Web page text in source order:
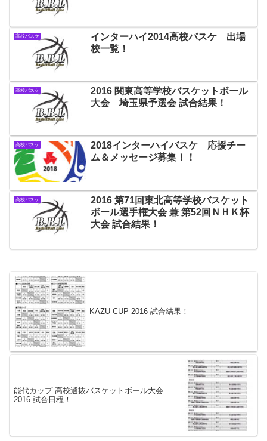
高校バスケ
インターハイ2014高校バスケ 出場
校一覧！
高校バスケ
2016 関東高等学校バスケットボール
大会 埼玉県予選会 試合結果！
高校バスケ
2018インターハイバスケ 応援チー
ム＆メッセージ募集！！
高校バスケ
2016 第71回東北高等学校バスケット
ボール選手権大会 兼 第52回ＮＨＫ杯
大会 試合結果！
KAZU CUP 2016 試合結果！
能代カップ 高校選抜バスケットボール大会
2016 試合日程！